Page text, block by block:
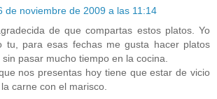
de noviembre de 2009 a las 11:14
de que compartas estos platos. Yo
tu, para esas fechas me gusta hacer platos
pasar mucho tiempo en la cocina.
nos presentas hoy tiene que estar de vicio
carne con el marisco.